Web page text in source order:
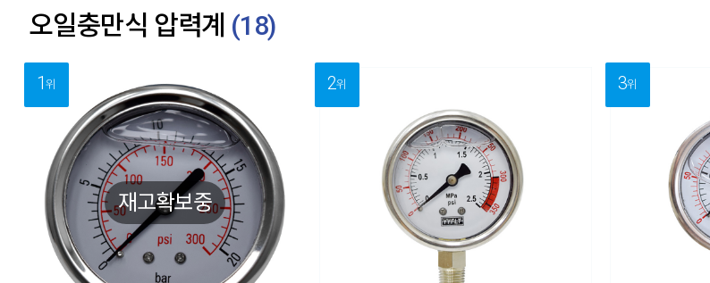
오일충만식 압력계 (18)
재고확보중
1위 2위 3위